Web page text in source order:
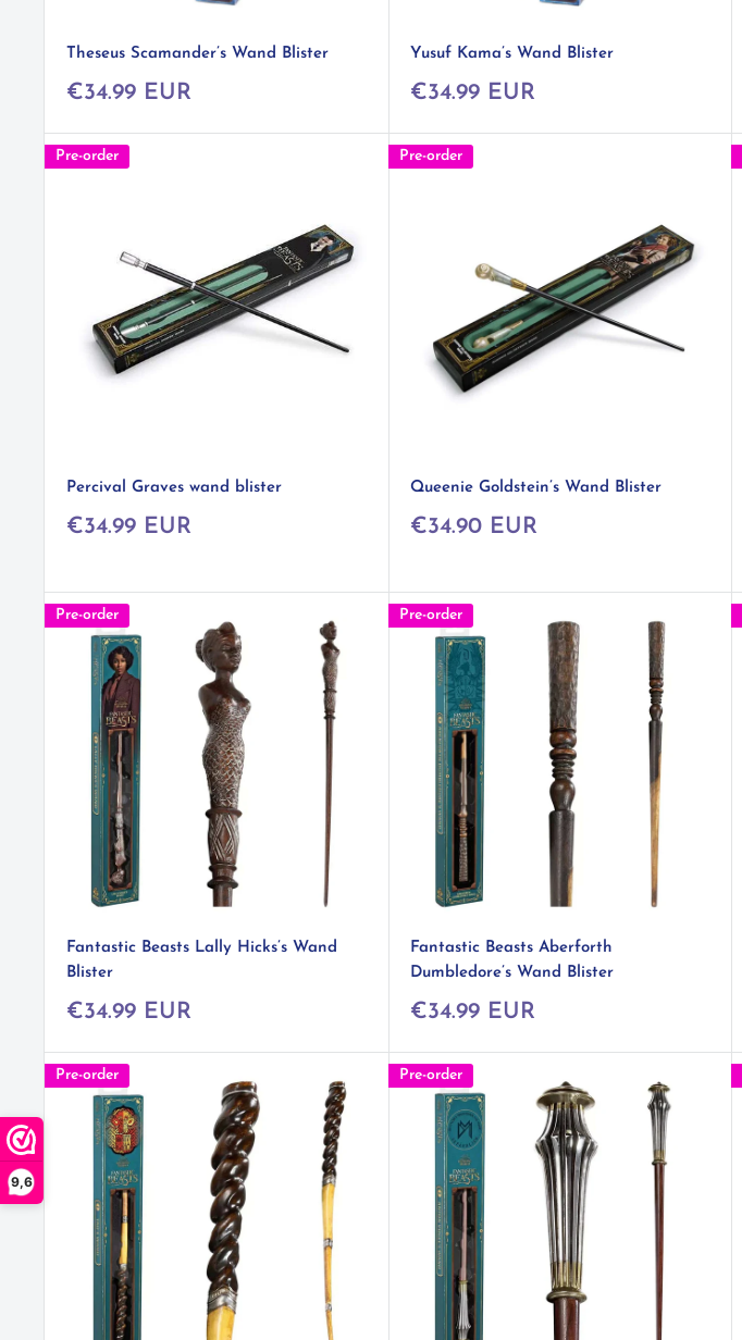
9,6
Theseus Scamander’s Wand Blister
Prix
€34.99 EUR
Yusuf Kama’s Wand Blister
Prix
€34.99 EUR
Pre-order
Percival Graves wand blister
Prix
€34.99 EUR
Pre-order
Queenie Goldstein’s Wand Blister
Prix
€34.90 EUR
Pre-order
Fantastic Beasts Lally Hicks’s Wand
Blister
Prix
€34.99 EUR
Pre-order
Fantastic Beasts Aberforth
Dumbledore’s Wand Blister
Prix
€34.99 EUR
Pre-order Pre-order